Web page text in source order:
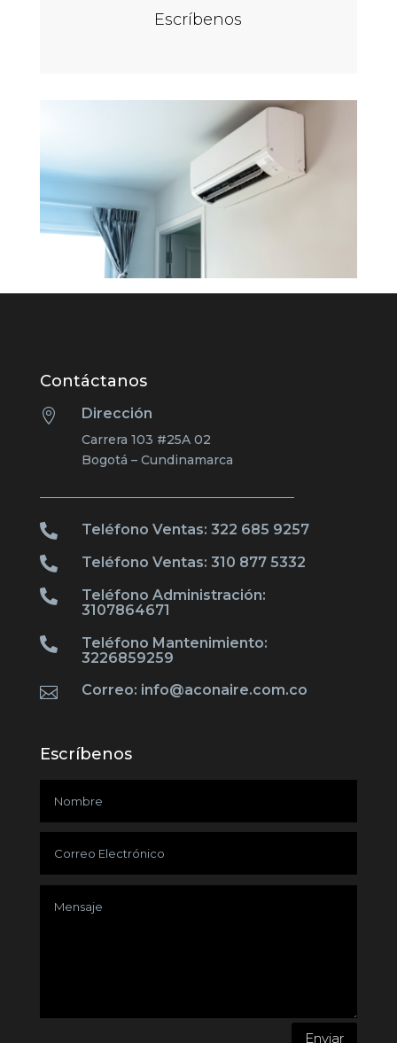
Escríbenos
Contáctanos
 Dirección
Carrera 103 #25A 02
Bogotá – Cundinamarca
 Teléfono Ventas: 322 685 9257
 Teléfono Ventas: 310 877 5332

Teléfono Administración:
3107864671

Teléfono Mantenimiento:
3226859259
 Correo: info@aconaire.com.co
Escríbenos
Enviar